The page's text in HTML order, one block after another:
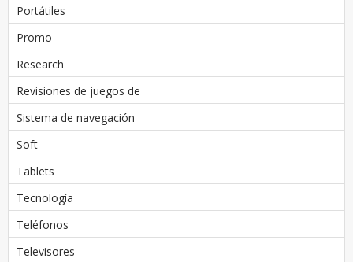
Portátiles
Promo
Research
Revisiones de juegos de
Sistema de navegación
Soft
Tablets
Tecnología
Teléfonos
Televisores